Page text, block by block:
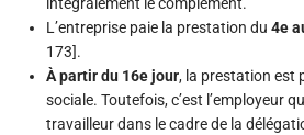
L’entreprise paie la prestation du4e
173].
À partir du 16e jour, la prestation est
sociale. Toutefois, c’est l’employeur
travailleur dans le cadre de la